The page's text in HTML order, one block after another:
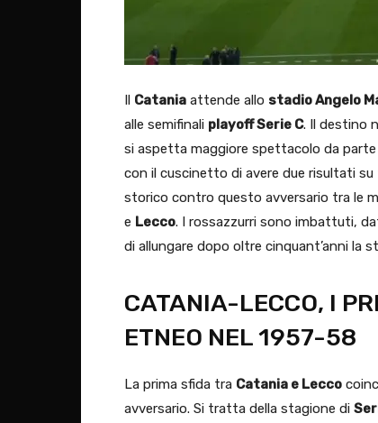
Il Catania attende allo stadio Angelo
alle semifinali playoff Serie C. Il destino
si aspetta maggiore spettacolo da parte
con il cuscinetto di avere due risultati
storico contro questo avversario tra le
e Lecco. I rossazzurri sono imbattuti,
di allungare dopo oltre cinquant’anni la
CATANIA-LECCO, I
ETNEO NEL 1957-58
La prima sfida tra Catania e Lecco
avversario. Si tratta della stagione di